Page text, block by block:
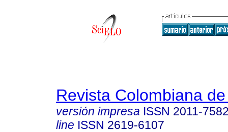
Revista Colombiana
versión impresa ISSN 2011-
line ISSN 2619-6107